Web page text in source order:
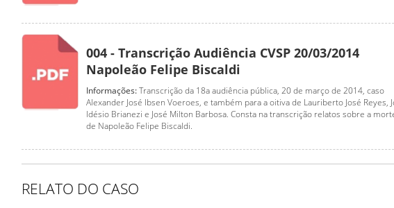
004 - Transcrição Audiência CVSP 20/03/2014
Napoleão Felipe Biscaldi
Informações:Transcrição da 18a audiência pública, 20 de março de 2014, caso
Alexander José Ibsen Voeroes, e também para a oitiva de Lauriberto José Reyes,
Idésio Brianezi e José Milton Barbosa. Consta na transcrição relatos sobre a
de Napoleão Felipe Biscaldi.
RELATO DO CASO